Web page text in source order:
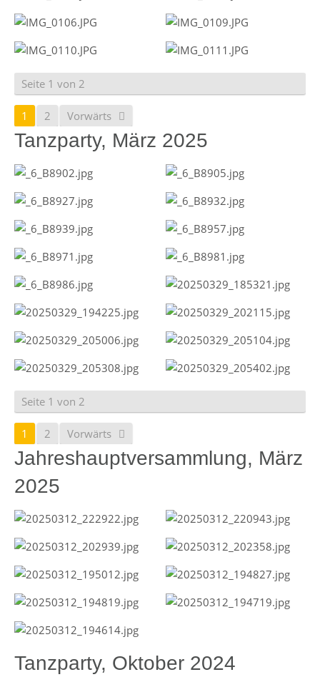
Seite 1 von 2
1 2 Vorwärts
Tanzparty, März 2025
Seite 1 von 2
1 2 Vorwärts
Jahreshauptversammlung, März
2025
Tanzparty, Oktober 2024